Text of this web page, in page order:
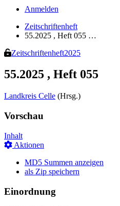
Anmelden
Zeitschriftenheft
55.2025 , Heft 055 …
Zeitschriftenheft2025
55.2025 , Heft 055
Landkreis Celle (Hrsg.)
Vorschau
Inhalt
Aktionen
MD5 Summen anzeigen
als Zip speichern
Einordnung